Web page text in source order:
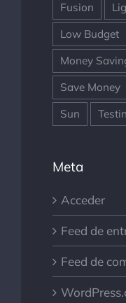
Fusion
Low Budget
Money
Save Money
Sun
Meta
Acceder
Feed de
Feed de